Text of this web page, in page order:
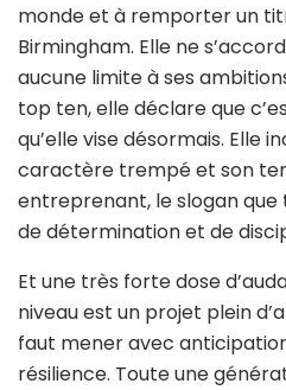
monde et à remporter un
Birmingham. Elle ne
aucune limite à ses
top ten, elle déclare que
qu’elle vise désormais. Elle
caractère trempé et son
entreprenant, le slogan
de détermination et de
Et une très forte dose
niveau est un projet plein
faut mener avec
résilience. Toute une